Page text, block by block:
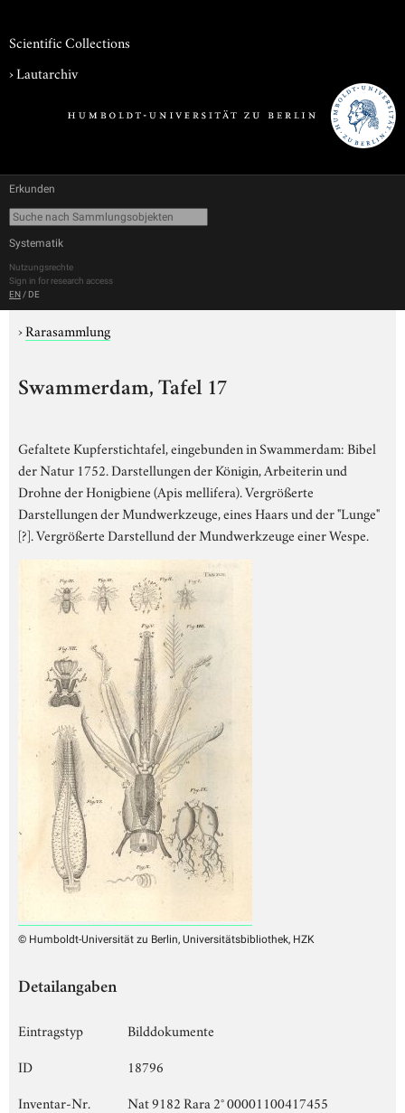
Scientific Collections
›Lautarchiv
Erkunden
Systematik
Nutzungsrechte
Sign in for research access
EN / DE
›Rarasammlung
Swammerdam, Tafel 17
Gefaltete Kupferstichtafel, eingebunden in Swammerdam: Bibel
der Natur 1752. Darstellungen der Königin, Arbeiterin und
Drohne der Honigbiene (Apis mellifera). Vergrößerte
Darstellungen der Mundwerkzeuge, eines Haars und der "Lunge"
[?]. Vergrößerte Darstellund der Mundwerkzeuge einer Wespe.
© Humboldt-Universität zu Berlin, Universitätsbibliothek, HZK
Detailangaben
Eintragstyp
Bilddokumente
ID
18796
Inventar-Nr.
Nat 9182 Rara 2° 00001100417455